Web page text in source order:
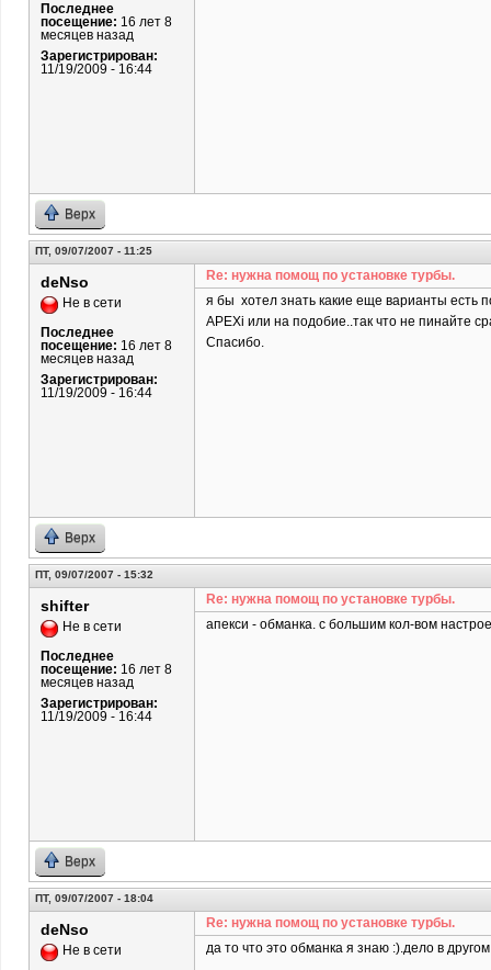
Последнее
посещение: 16 лет 8
месяцев назад
Зарегистрирован:
11/19/2009 - 16:44
Верх
ПТ, 09/07/2007 - 11:25
deNso
Не в сети
Последнее
посещение: 16 лет 8
месяцев назад
Зарегистрирован:
11/19/2009 - 16:44
Re: нужна помощ по установке турбы.
я бы хотел знать какие еще варианты есть
APEXi или на подобие..так что не пинайте
Спасибо.
Верх
ПТ, 09/07/2007 - 15:32
shifter
Не в сети
Последнее
посещение: 16 лет 8
месяцев назад
Зарегистрирован:
11/19/2009 - 16:44
Re: нужна помощ по установке турбы.
апекси - обманка. с большим кол-вом
Верх
ПТ, 09/07/2007 - 18:04
deNso
Не в сети
Re: нужна помощ по установке турбы.
да то что это обманка я знаю :).дело в